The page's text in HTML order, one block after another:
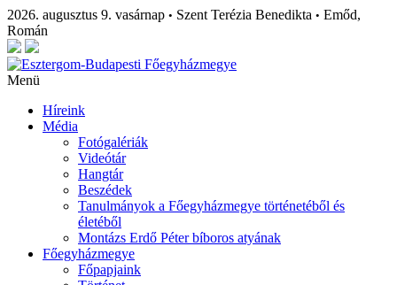
2026. augusztus 9. vasárnap • Szent Terézia Benedikta • Emőd,
Román
Menü
Híreink
Média
Fotógalériák
Videótár
Hangtár
Beszédek
Tanulmányok a Főegyházmegye történetéből és
életéből
Montázs Erdő Péter bíboros atyának
Főegyházmegye
Főpapjaink